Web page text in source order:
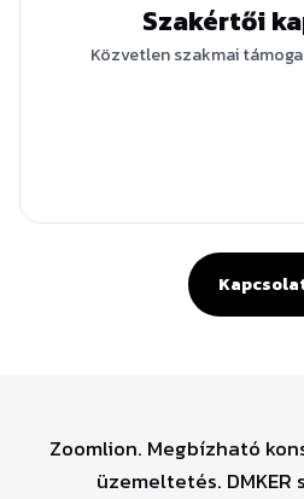
Szakértői
Közvetlen szakmai
Zoomlion. Megbízható
üzemeltetés.